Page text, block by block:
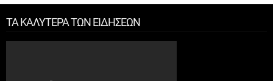
ΤΑ ΚΑΛΥΤΕΡΑ ΤΩΝ ΕΙΔΗΣΕΩΝ